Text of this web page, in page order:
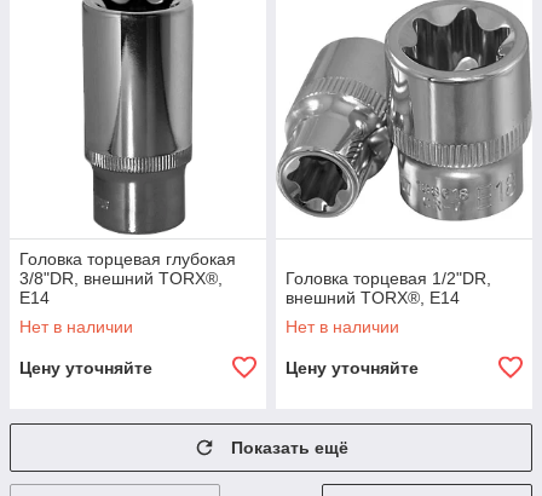
Головка торцевая глубокая
3/8"DR, внешний TORX®,
E14
Нет в наличии
Цену уточняйте
Головка торцевая 1/2"DR,
внешний TORX®, E14
Нет в наличии
Цену уточняйте
Показать ещё